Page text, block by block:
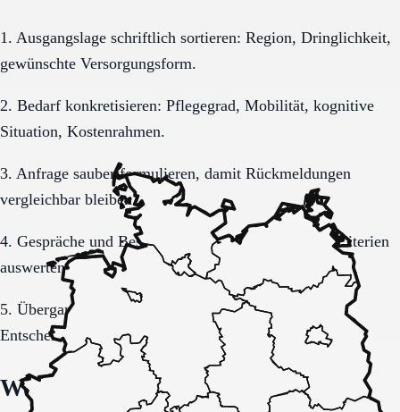
1. Ausgangslage schriftlich sortieren: Region, Dringlichkeit,
gewünschte Versorgungsform.
2. Bedarf konkretisieren: Pflegegrad, Mobilität, kognitive
Situation, Kostenrahmen.
3. Anfrage sauber formulieren, damit Rückmeldungen
vergleichbar bleiben.
4. Gespräche und Besichtigungen mit festen Muss-Kriterien
auswerten.
5. Übergang, Kommunikation und Kosten vor der
Entscheidung vollständig klären.
Welche Fragen den Unterschied